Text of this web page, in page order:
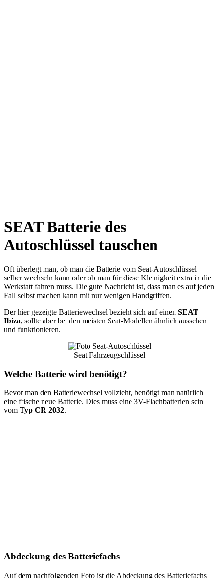
SEAT Batterie des
Autoschlüssel tauschen
Oft überlegt man, ob man die Batterie vom Seat-Autoschlüssel
selber wechseln kann oder ob man für diese Kleinigkeit extra in die
Werkstatt fahren muss. Die gute Nachricht ist, dass man es auf jeden
Fall selbst machen kann mit nur wenigen Handgriffen.
Der hier gezeigte Batteriewechsel bezieht sich auf einen SEAT
Ibiza, sollte aber bei den meisten Seat-Modellen ähnlich aussehen
und funktionieren.
Seat Fahrzeugschlüssel
Welche Batterie wird benötigt?
Bevor man den Batteriewechsel vollzieht, benötigt man natürlich
eine frische neue Batterie. Dies muss eine 3V-Flachbatterien sein
vom Typ CR 2032.
Abdeckung des Batteriefachs
Auf dem nachfolgenden Foto ist die Abdeckung des Batteriefachs